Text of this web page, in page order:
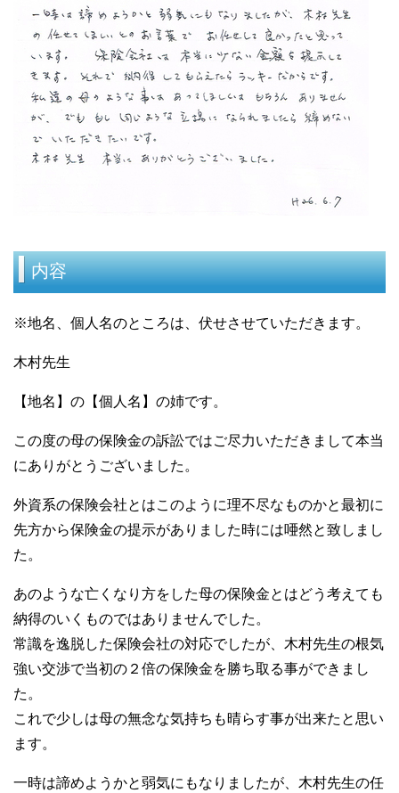
内容
※地名、個人名のところは、伏せさせていただきます。
木村先生
【地名】の【個人名】の姉です。
この度の母の保険金の訴訟ではご尽力いただきまして本当
にありがとうございました。
外資系の保険会社とはこのように理不尽なものかと最初に
先方から保険金の提示がありました時には唖然と致しまし
た。
あのような亡くなり方をした母の保険金とはどう考えても
納得のいくものではありませんでした。
常識を逸脱した保険会社の対応でしたが、木村先生の根気
強い交渉で当初の２倍の保険金を勝ち取る事ができまし
た。
これで少しは母の無念な気持ちも晴らす事が出来たと思い
ます。
一時は諦めようかと弱気にもなりましたが、木村先生の任